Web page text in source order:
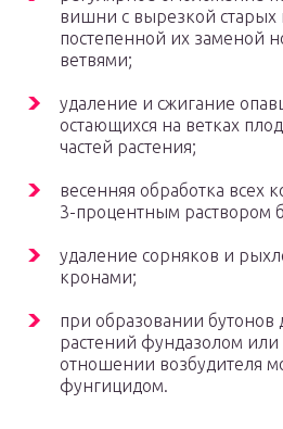
вишни с вырезкой старых
постепенной их заменой
ветвями;
удаление и сжигание
остающихся на ветках
частей растения;
весенняя обработка всех
3-процентным раствором
удаление сорняков и
кронами;
при образовании бутонов
растений фундазолом
отношении возбудителя
фунгицидом.